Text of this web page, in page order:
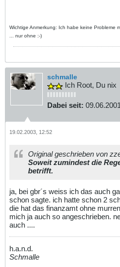
Wichtige Anmerkung: Ich habe keine Probleme
... nur ohne :-)
schmalle
Ich Root, Du nix
Dabei seit: 09.06.2001
19.02.2003, 12:52
Original geschrieben von
Soweit zumindest die
betrifft.
ja, bei gbr´s weiss ich das auch
schon sagte. ich hatte schon 2
die hat das finanzamt ohne
mich ja auch so angeschrieben.
auch ....
h.a.n.d.
Schmalle